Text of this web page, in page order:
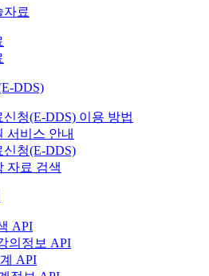
자료
DDS)
청(E-DDS) 이용 방법
서비스 안내
신청(E-DDS)
자료 검색
API
의정보 API
API